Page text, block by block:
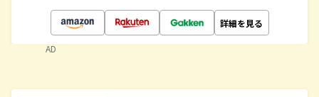
詳細を見る
AD